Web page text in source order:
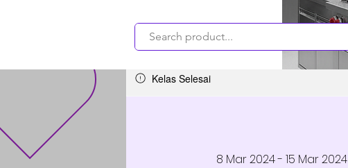
Kelas Selesai
8 Mar 2024 - 15 Mar 2024